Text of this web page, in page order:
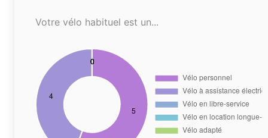
Votre vélo habituel est un...